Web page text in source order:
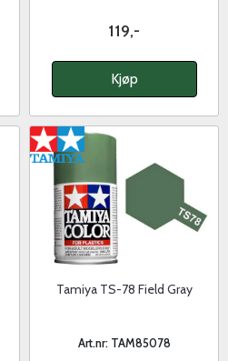
119,-
Kjøp
Tamiya TS-78 Field Gray
Art.nr: TAM85078